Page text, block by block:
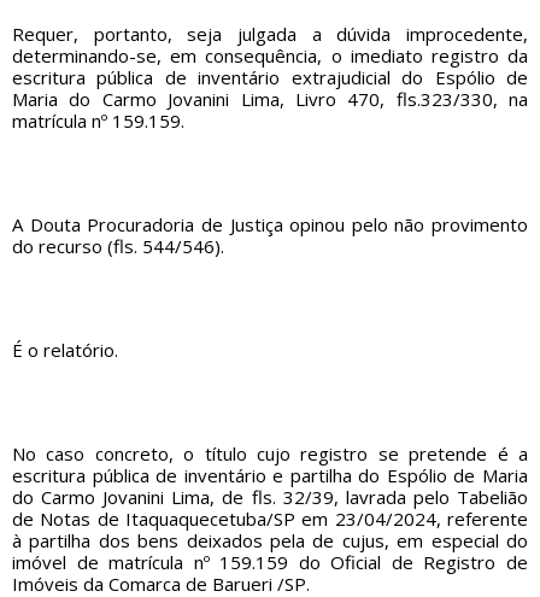
Requer, portanto, seja julgada a dúvida improcedente,
determinando-se, em consequência, o imediato registro da
escritura pública de inventário extrajudicial do Espólio de
Maria do Carmo Jovanini Lima, Livro 470, fls.323/330, na
matrícula nº 159.159.
A Douta Procuradoria de Justiça opinou pelo não provimento
do recurso (fls. 544/546).
É o relatório.
No caso concreto, o título cujo registro se pretende é a
escritura pública de inventário e partilha do Espólio de Maria
do Carmo Jovanini Lima, de fls. 32/39, lavrada pelo Tabelião
de Notas de Itaquaquecetuba/SP em 23/04/2024, referente
à partilha dos bens deixados pela de cujus, em especial do
imóvel de matrícula nº 159.159 do Oficial de Registro de
Imóveis da Comarca de Barueri /SP.